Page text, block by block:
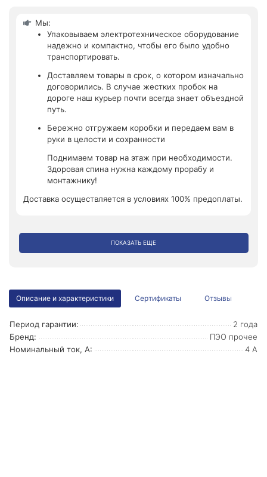
Мы:
Упаковываем электротехническое оборудование
надежно и компактно, чтобы его было удобно
транспортировать.
Доставляем товары в срок, о котором изначально
договорились. В случае жестких пробок на
дороге наш курьер почти всегда знает объездной
путь.
Бережно отгружаем коробки и передаем вам в
руки в целости и сохранности
Поднимаем товар на этаж при необходимости.
Здоровая спина нужна каждому прорабу и
монтажнику!
Доставка осуществляется в условиях 100% предоплаты.
ПОКАЗАТЬ ЕЩЕ
Описание и характеристики Сертификаты Отзывы
Период гарантии:
2 года
Бренд:
ПЭО прочее
Номинальный ток, А:
4 А